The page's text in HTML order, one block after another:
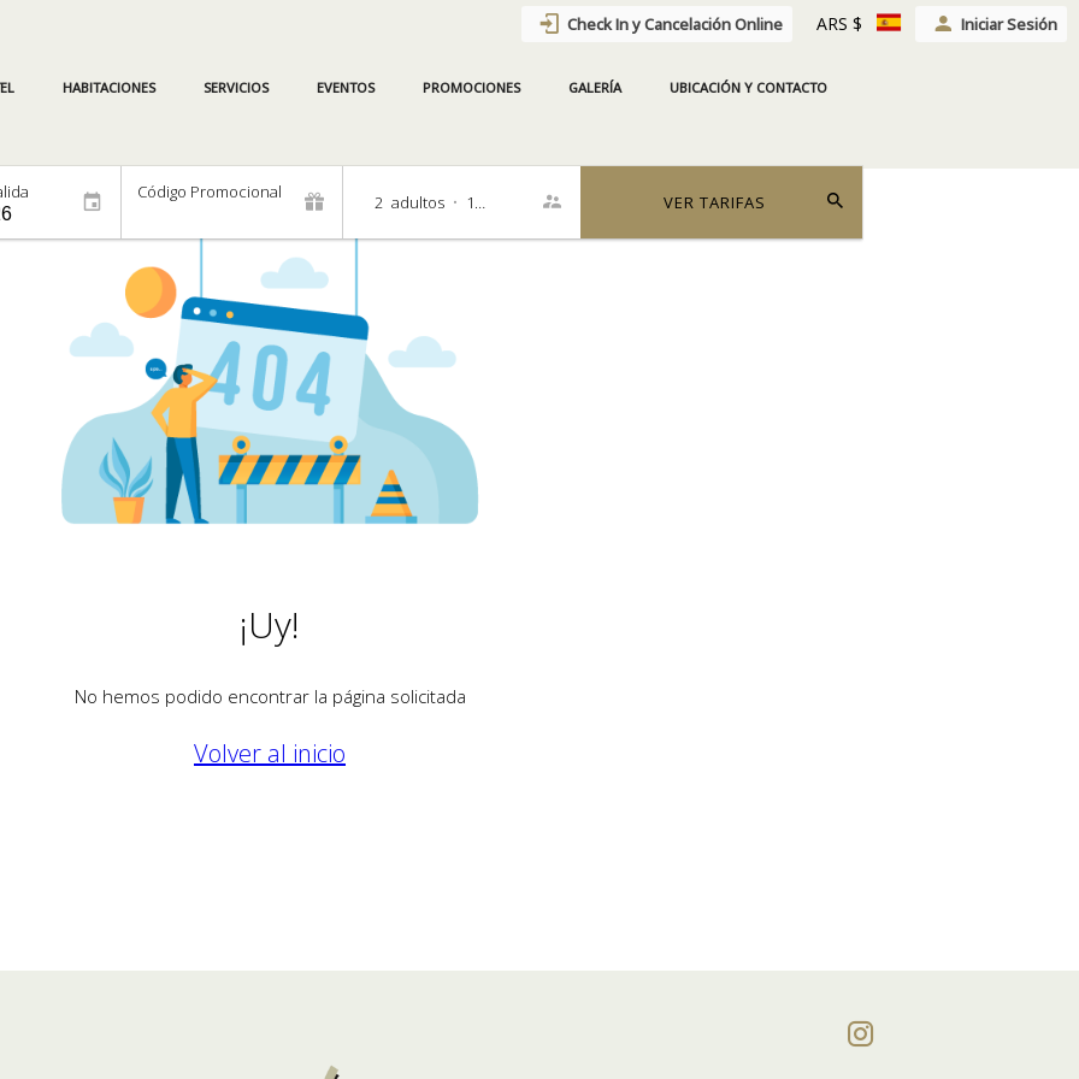
HABITACIONES SERVICIOS EVENTOS PROMOCIONES GALERÍA UBICACIÓN Y CONTACTO
Check In y Cancelación Online ARS $ Iniciar Sesión
Código Promocional 2 adultos • 1 habitación VER TARIFAS
¡Uy!
No hemos podido encontrar la página solicitada
Volver al inicio